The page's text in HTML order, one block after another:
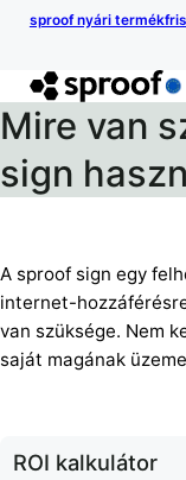
sproof nyári
Mire van
sign
A sproof sign egy
internet-
van szüksége. Nem
saját magának
ROI kalkulátor